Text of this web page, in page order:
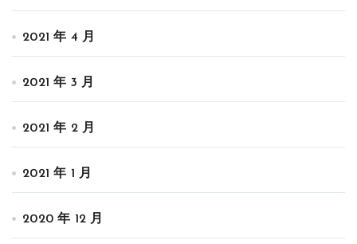
2021 年 4 月
2021 年 3 月
2021 年 2 月
2021 年 1 月
2020 年 12 月